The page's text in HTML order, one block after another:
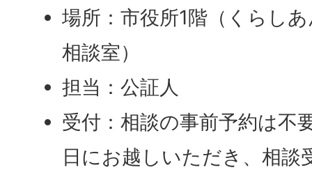
場所：市役所1階（くらし
相談室）
担当：公証人
受付：相談の事前予約は不
日にお越しいただき、相談